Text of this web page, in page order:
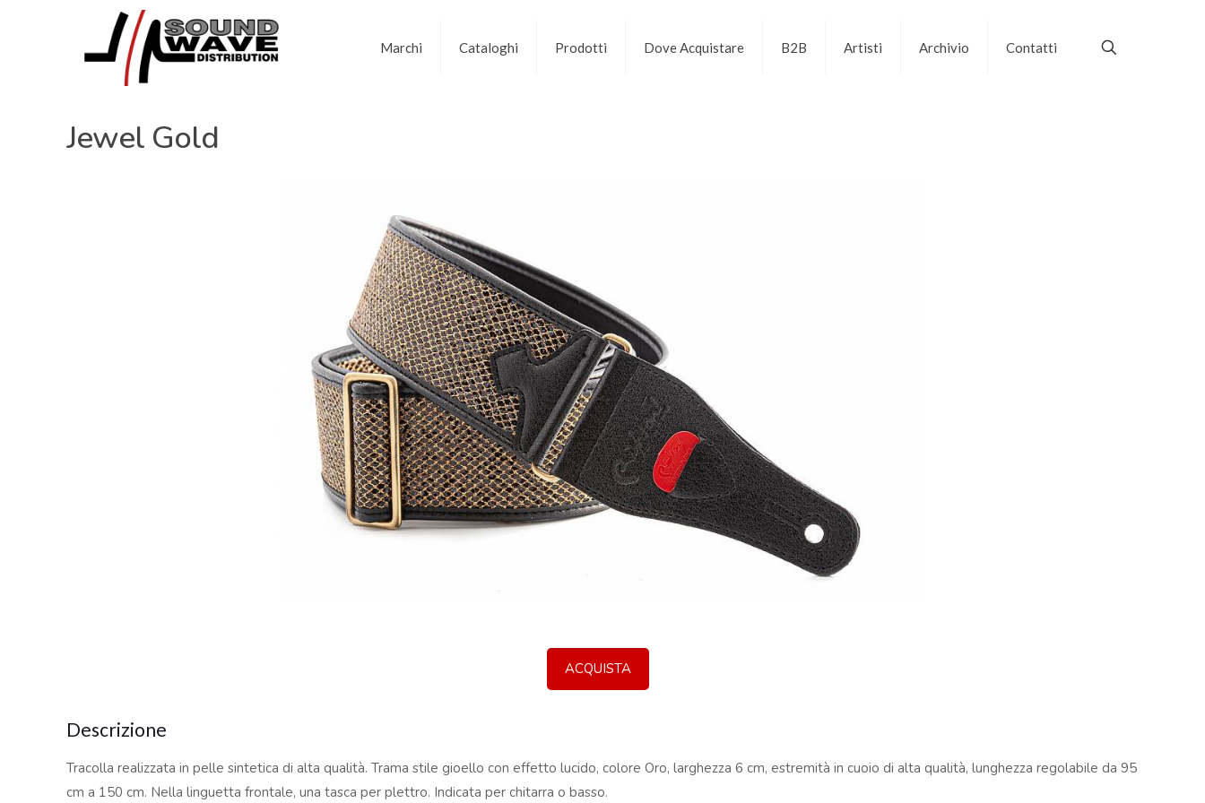
Marchi Cataloghi Prodotti Dove Acquistare B2B Artisti Archivio Contatti
Jewel Gold
ACQUISTA
Descrizione
Tracolla realizzata in pelle sintetica di alta qualità. Trama stile gioello con effetto lucido, colore Oro, larghezza 6 cm, estremità in cuoio di alta qualità, lunghezza regolabile da 95
cm a 150 cm. Nella linguetta frontale, una tasca per plettro. Indicata per chitarra o basso.